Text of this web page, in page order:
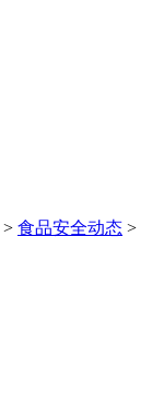
> 食品安全动态 >